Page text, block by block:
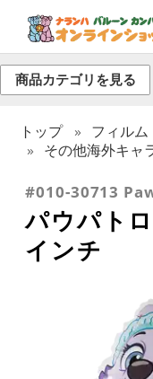
商品カテゴリを見る
トップ フィルム
その他海外キャ
#010-30713
パウパト
インチ